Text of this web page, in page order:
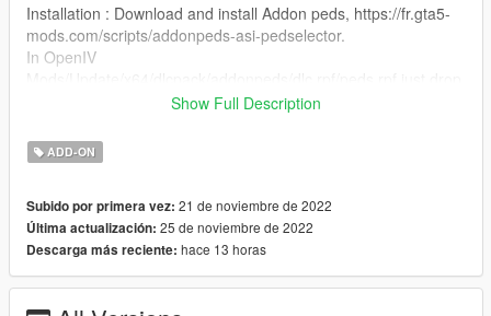
Installation : Download and install Addon peds, https://fr.gta5-
mods.com/scripts/addonpeds-asi-pedselector.
In OpenIV
rename it or keep name of my files, choose "Male" and "False"
streamed.
Features :
- Facial animation
- Fully rigged
Show Full Description
ADD-ON
Subido por primera vez: 21 de noviembre de 2022
Última actualización: 25 de noviembre de 2022
Descarga más reciente: hace 13 horas